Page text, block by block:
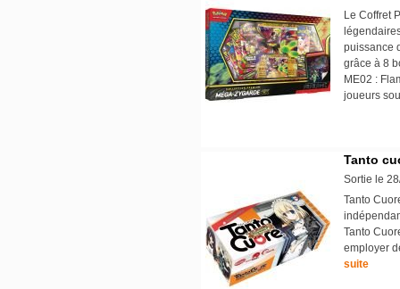
Le Coffret
puissance
grâce à 8
ME02 :
joueurs
Tanto
Sortie le
Tanto
Tanto
employer
suite